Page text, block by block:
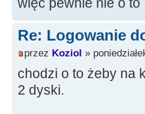
więc pewnie nie o to
Re: Logowanie
przez Koziol »
chodzi o to żeby na
2 dyski.